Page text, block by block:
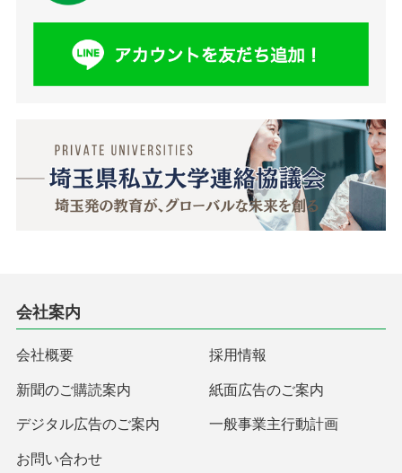
会社案内
会社概要 採用情報
新聞のご購読案内 紙面広告のご案内
デジタル広告のご案内 一般事業主行動計画
お問い合わせ